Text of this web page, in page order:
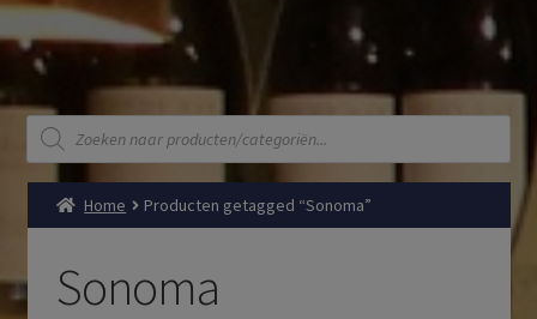
Producten
zoeken
Home Producten getagged “Sonoma”
Sonoma